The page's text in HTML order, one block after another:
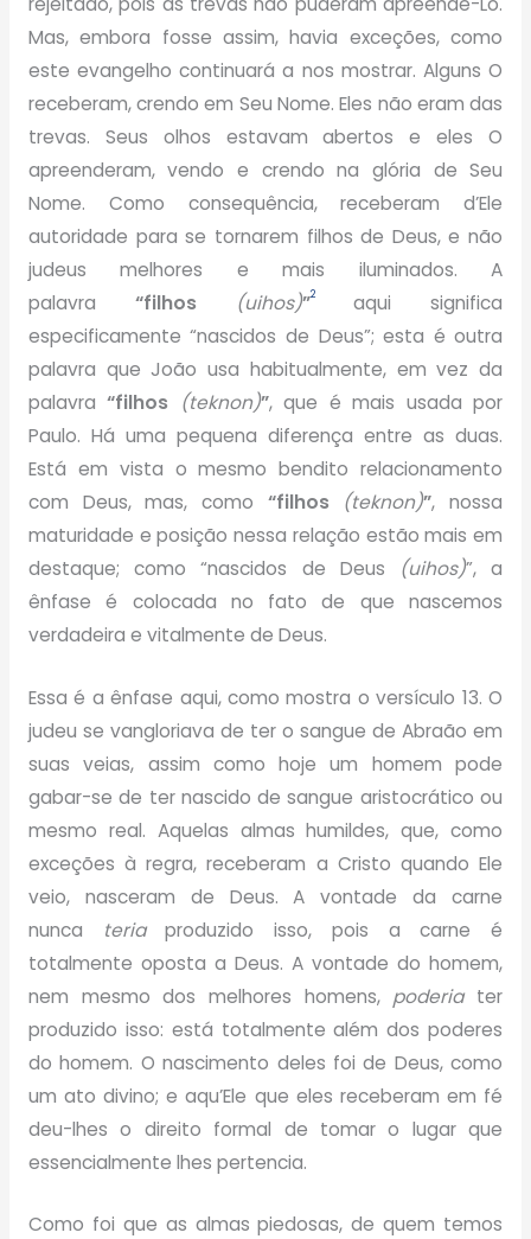
Mas, embora fosse assim, havia exceções, como
este evangelho continuará a nos mostrar. Alguns O
receberam, crendo em Seu Nome. Eles não eram das
trevas. Seus olhos estavam abertos e eles O
apreenderam, vendo e crendo na glória de Seu
Nome. Como consequência, receberam d’Ele
autoridade para se tornarem filhos de Deus, e não
judeus melhores e mais iluminados. A
palavra “filhos (uihos)”2aqui significa
especificamente “nascidos de Deus”; esta é outra
palavra que João usa habitualmente, em vez da
palavra“filhos (teknon)”, que é mais usada por
Paulo. Há uma pequena diferença entre as duas.
Está em vista o mesmo bendito relacionamento
com Deus, mas, como “filhos (teknon)”, nossa
maturidade e posição nessa relação estão mais em
destaque; como “nascidos de Deus (uihos)”, a
ênfase é colocada no fato de que nascemos
verdadeira e vitalmente de Deus.
Essa é a ênfase aqui, como mostra o versículo 13. O
judeu se vangloriava de ter o sangue de Abraão em
suas veias, assim como hoje um homem pode
gabar-se de ter nascido de sangue aristocrático ou
mesmo real. Aquelas almas humildes, que, como
exceções à regra, receberam a Cristo quando Ele
veio, nasceram de Deus. A vontade da carne
nunca
teriaproduzido isso, pois a carne é
totalmente oposta a Deus. A vontade do homem,
nem mesmo dos melhores homens, poderiater
produzido isso: está totalmente além dos poderes
do homem. O nascimento deles foi de Deus, como
um ato divino; e aqu’Ele que eles receberam em fé
deu-lhes o direito formal de tomar o lugar que
essencialmente lhes pertencia.
Como foi que as almas piedosas, de quem temos